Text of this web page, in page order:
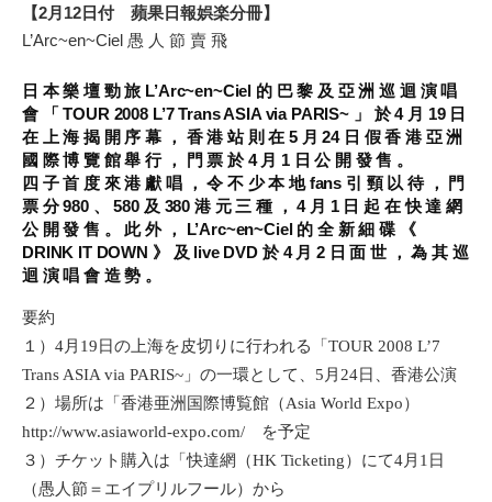
【2月12日付 蘋果日報娯楽分冊】
L’Arc~en~Ciel 愚 人 節 賣 飛
日 本 樂 壇 勁 旅 L’Arc~en~Ciel 的 巴 黎 及 亞 洲 巡 迴 演 唱
會 「 TOUR 2008 L’7 Trans ASIA via PARIS~ 」 於 4 月 19 日
在 上 海 揭 開 序 幕 ， 香 港 站 則 在 5 月 24 日 假 香 港 亞 洲
國 際 博 覽 館 舉 行 ， 門 票 於 4 月 1 日 公 開 發 售 。
四 子 首 度 來 港 獻 唱 ， 令 不 少 本 地 fans 引 頸 以 待 ， 門
票 分 980 、 580 及 380 港 元 三 種 ， 4 月 1 日 起 在 快 達 網
公 開 發 售 。 此 外 ， L’Arc~en~Ciel 的 全 新 細 碟 《
DRINK IT DOWN 》 及 live DVD 於 4 月 2 日 面 世 ， 為 其 巡
迴 演 唱 會 造 勢 。
要約
１）4月19日の上海を皮切りに行われる「TOUR 2008 L’7
Trans ASIA via PARIS~」の一環として、5月24日、香港公演
２）場所は「香港亜洲国際博覧館（Asia World Expo）
http://www.asiaworld-expo.com/ を予定
３）チケット購入は「快達網（HK Ticketing）にて4月1日
（愚人節＝エイプリルフール）から